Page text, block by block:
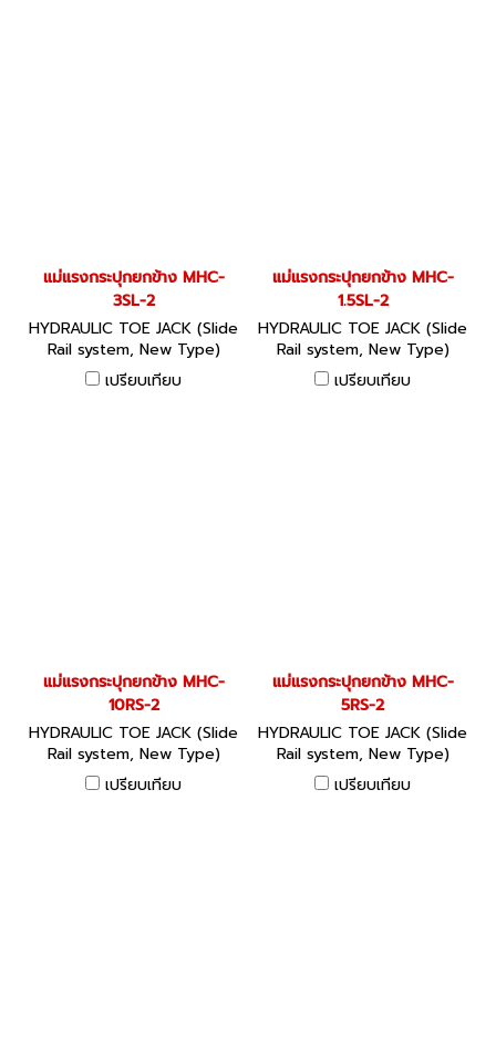
แม่แรงกระปุกยกข้าง MHC-
3SL-2
HYDRAULIC TOE JACK (Slide
Rail system, New Type)
แม่แรงกระปุกยกข้าง ระบบ
Pump Safety Valve เหมาะ
เปรียบเทียบ
แม่แรงกระปุกยกข้าง MHC-
1.5SL-2
HYDRAULIC TOE JACK (Slide
Rail system, New Type)
แม่แรงกระปุกยกข้าง ระบบ
Pump Safety Valve เหมาะ
เปรียบเทียบ
แม่แรงกระปุกยกข้าง MHC-
10RS-2
HYDRAULIC TOE JACK (Slide
Rail system, New Type)
แม่แรงกระปุกยกข้าง ระบบ
Pump Safety Valve เหมาะ
เปรียบเทียบ
แม่แรงกระปุกยกข้าง MHC-
5RS-2
HYDRAULIC TOE JACK (Slide
Rail system, New Type)
แม่แรงกระปุกยกข้าง ระบบ
Pump Safety Valve เหมาะ
เปรียบเทียบ